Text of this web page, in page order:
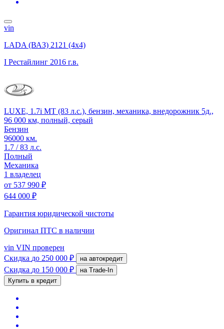
vin
LADA (ВАЗ) 2121 (4x4)
I Рестайлинг 2016 г.в.
LUXE, 1.7i MT (83 л.с.), бензин, механика, внедорожник 5д.,
96 000 км, полный, серый
Бензин
96000 км.
1.7 / 83 л.с.
Полный
Механика
1 владелец
от 537 990 ₽
644 000 ₽
Гарантия юридической чистоты
Оригинал ПТС в наличии
vin VIN проверен
Скидка до 250 000 ₽ на автокредит
Скидка до 150 000 ₽
на Trade-In
Купить в кредит